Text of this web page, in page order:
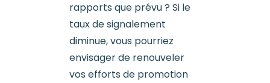
rapports que prévu ? Si le
taux de signalement
diminue, vous pourriez
envisager de renouveler
vos efforts de promotion